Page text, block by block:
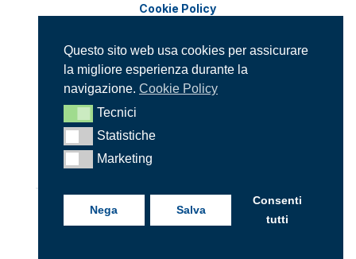
Cookie Policy
SUPPORTACI SUI SOCIAL
© 2026 Insieme per Roma. Tutti i diritti riservati. |
Questo sito web usa cookies per assicurare
la migliore esperienza durante la
navigazione. Cookie Policy
TecniciTecnici
StatisticheStatistiche
MarketingMarketing
Nega Salva
Consenti
tutti